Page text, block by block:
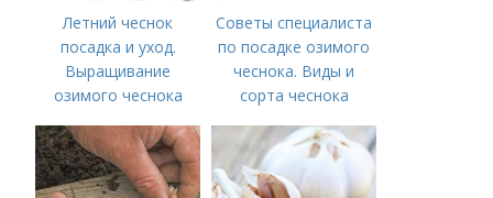
Летний чеснок
посадка и уход.
Выращивание
озимого чеснока
Советы специалиста
по посадке озимого
чеснока. Виды и
сорта чеснока